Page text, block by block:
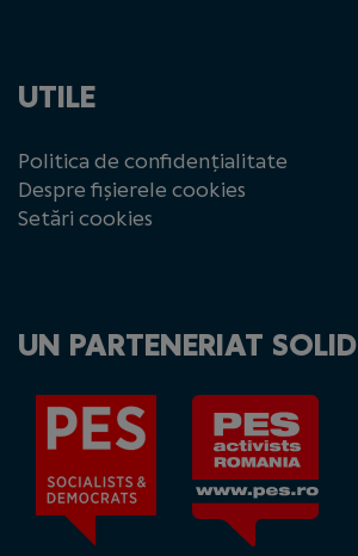
UTILE
Politica de confidențialitate
Despre fișierele cookies
Setări cookies
UN PARTENERIAT SOLID